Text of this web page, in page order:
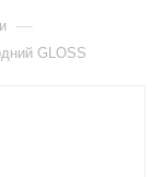
—
GLOSS